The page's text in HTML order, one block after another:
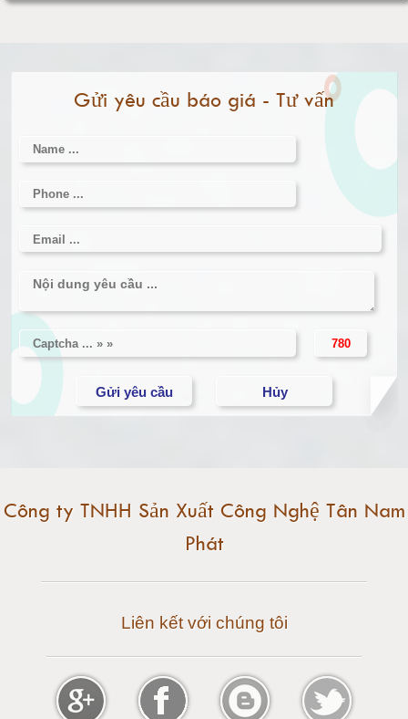
Cân điện tử 3000kg
Cân điện tử 1 tấn
Cân điện tử 2 tấn
Cân điện tử 3 tấn
Cân điện tử 10 tấn
Cân điện tử 15 tấn
Cân điện tử 50 tấn
Cân điện tử 60 tấn
Cân điện tử 80 tấn
Gửi yêu cầu báo giá - Tư vấn
Công ty TNHH Sản Xuất Công Nghệ Tân Nam
Phát
Liên kết với chúng tôi